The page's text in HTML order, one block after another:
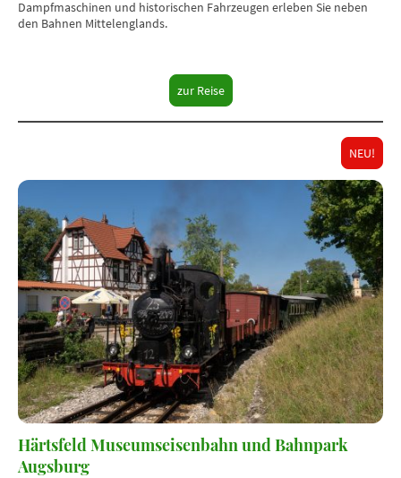
Dampfmaschinen und historischen Fahrzeugen erleben Sie neben
den Bahnen Mittelenglands.
zur Reise
NEU!
Härtsfeld Museumseisenbahn und Bahnpark
Augsburg